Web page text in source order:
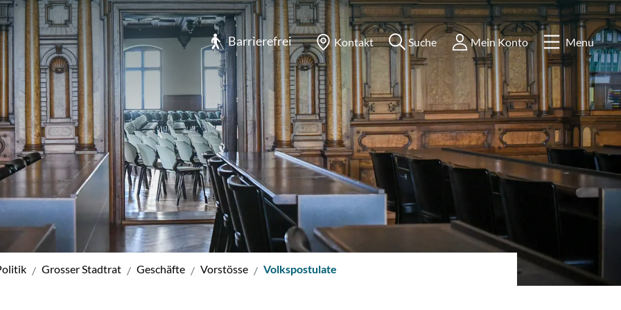
Barrierefrei Kontakt Suche Mein Konto Menu
Grosser Stadtrat Geschäfte Vorstösse Volkspostulate